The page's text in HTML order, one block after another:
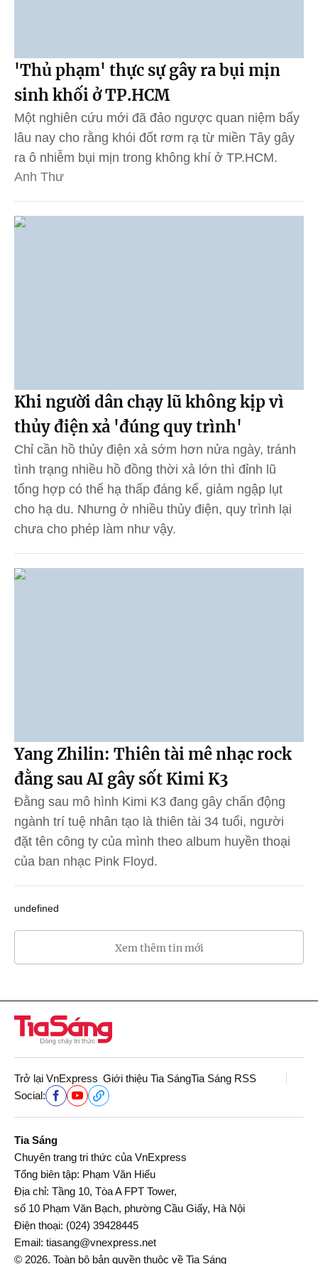
'Thủ phạm' thực sự gây ra bụi mịn
sinh khối ở TP.HCM
Một nghiên cứu mới đã đảo ngược quan niệm bấy
lâu nay cho rằng khói đốt rơm rạ từ miền Tây gây
ra ô nhiễm bụi mịn trong không khí ở TP.HCM.
Anh Thư
Khi người dân chạy lũ không kịp vì
thủy điện xả 'đúng quy trình'
Chỉ cần hồ thủy điện xả sớm hơn nửa ngày, tránh
tình trạng nhiều hồ đồng thời xả lớn thì đỉnh lũ
tổng hợp có thể hạ thấp đáng kể, giảm ngập lụt
cho hạ du. Nhưng ở nhiều thủy điện, quy trình lại
chưa cho phép làm như vậy.
Yang Zhilin: Thiên tài mê nhạc rock
đằng sau AI gây sốt Kimi K3
Đằng sau mô hình Kimi K3 đang gây chấn động
ngành trí tuệ nhân tạo là thiên tài 34 tuổi, người
đặt tên công ty của mình theo album huyền thoại
của ban nhạc Pink Floyd.
undefined
Xem thêm tin mới
Trở lại VnExpress Giới thiệu Tia SángTia Sáng RSS
Social:
Tia Sáng
Chuyên trang tri thức của VnExpress
Tổng biên tập: Phạm Văn Hiếu
Địa chỉ: Tầng 10, Tòa A FPT Tower,
số 10 Phạm Văn Bạch, phường Cầu Giấy, Hà Nội
Điện thoại: (024) 39428445
Email: tiasang@vnexpress.net
© 2026. Toàn bộ bản quyền thuộc về Tia Sáng